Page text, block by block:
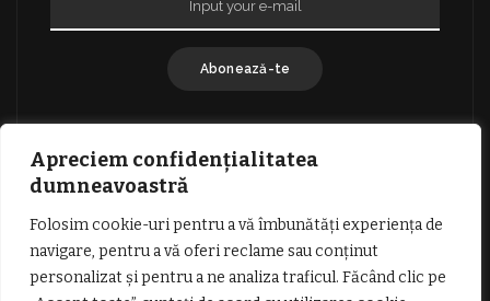
Apreciem confidențialitatea
dumneavoastră
Folosim cookie-uri pentru a vă îmbunătăți experiența de
navigare, pentru a vă oferi reclame sau conținut
personalizat și pentru a ne analiza traficul. Făcând clic pe
Abonează-te
TERMENI SI CONDITII DE UTILIZARE
INFORMATII DESPRE COOKIES
DESPRE NOI